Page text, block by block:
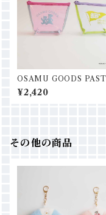
OSAMU GOODS
台形ポーチ
¥2,420
その他の商品